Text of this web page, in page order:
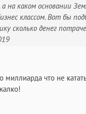
на каком основании
классом. Вот бы
сколько денег
миллиарда что не